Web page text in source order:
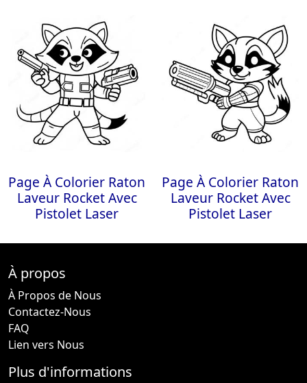
Page À Colorier Raton
Laveur Rocket Avec
Pistolet Laser
Page À Colorier Raton
Laveur Rocket Avec
Pistolet Laser
À propos
À Propos de Nous
Contactez-Nous
FAQ
Lien vers Nous
Plus d'informations